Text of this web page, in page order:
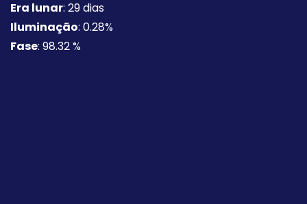
Era lunar: 29 dias
Iluminação: 0.28%
Fase: 98.32 %